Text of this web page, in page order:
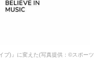
ブ)』に変えた(写真提供：©スポーツ